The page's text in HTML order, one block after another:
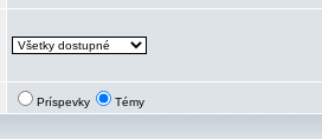
Príspevky Témy